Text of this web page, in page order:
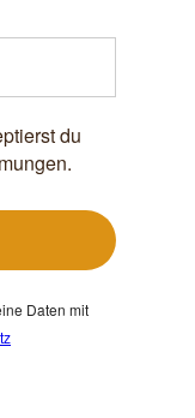
du
Daten mit